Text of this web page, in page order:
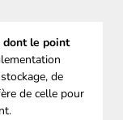
le point
de
de celle pour